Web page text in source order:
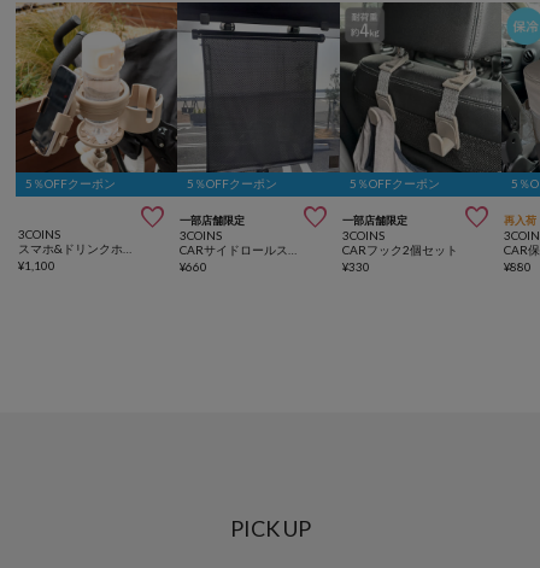
5％OFFクーポン

3COINS
¥1,100
5％OFFクーポン
一部店舗限定 
3COINS
¥660
5％OFFクーポン
一部店舗限定 
3COINS
CARフック2個セット
¥330
5％
再入荷
¥880
PICK UP